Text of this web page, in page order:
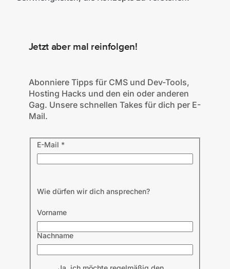
Jetzt aber mal reinfolgen!
Abonniere Tipps für CMS und Dev-Tools,
Hosting Hacks und den ein oder anderen
Gag. Unsere schnellen Takes für dich per E-
Mail.
E-Mail *
Wie dürfen wir dich ansprechen?
Vorname
Nachname